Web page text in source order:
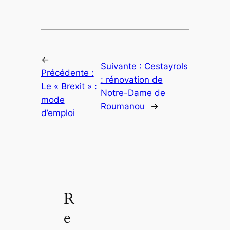
←
Précédente :
Le « Brexit » :
mode
d’emploi
Suivante : Cestayrols
: rénovation de
Notre-Dame de
Roumanou
→
R
e